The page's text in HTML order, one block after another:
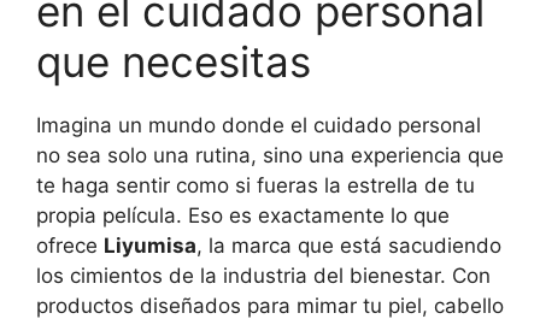
en el cuidado personal
que necesitas
Imagina un mundo donde el cuidado personal
no sea solo una rutina, sino una experiencia que
te haga sentir como si fueras la estrella de tu
propia película. Eso es exactamente lo que
ofrece Liyumisa, la marca que está sacudiendo
los cimientos de la industria del bienestar. Con
productos diseñados para mimar tu piel, cabello